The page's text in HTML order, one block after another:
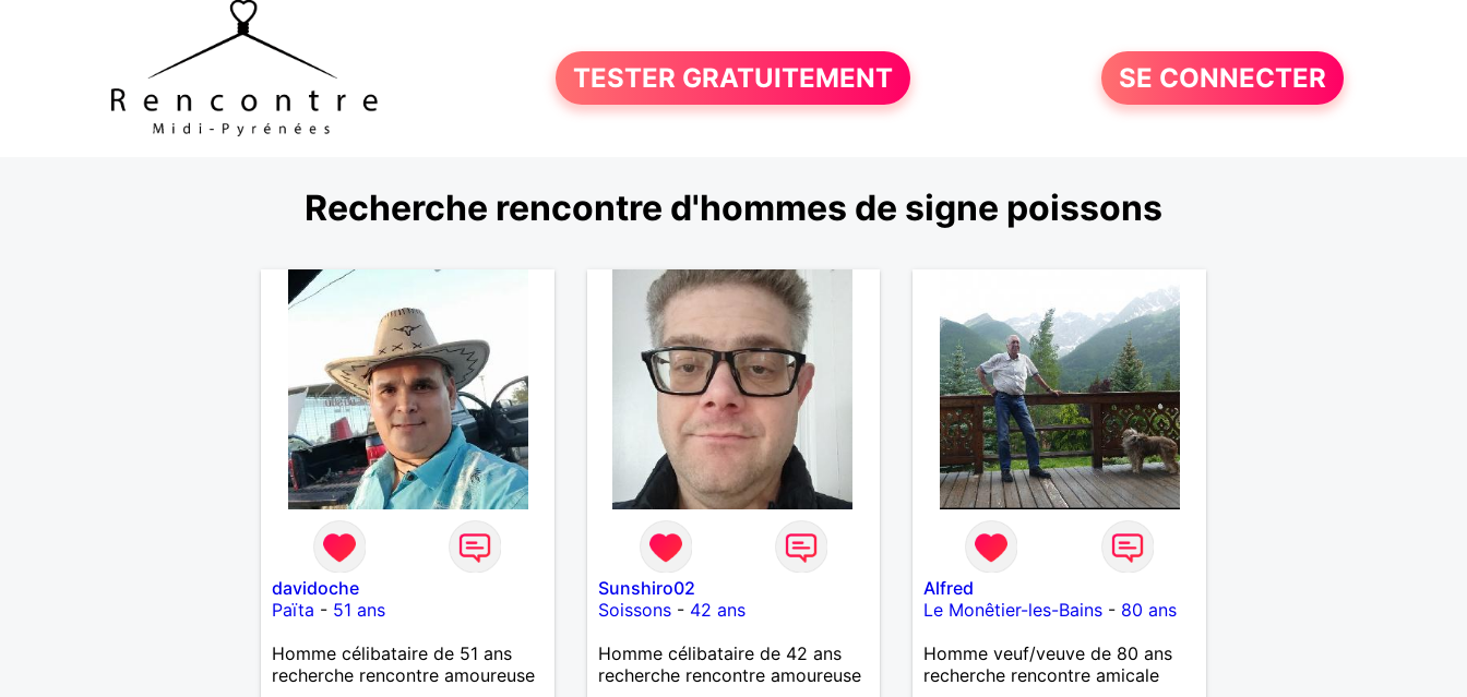
TESTER GRATUITEMENT SE CONNECTER
Recherche rencontre d'hommes de signe poissons
davidoche
Païta - 51 ans
Homme célibataire de 51 ans
recherche rencontre amoureuse
Sunshiro02
Soissons- 42 ans
Homme célibataire de 42 ans
recherche rencontre amoureuse
Alfred
Le Monêtier-les-Bains - 80 ans
Homme veuf/veuve de 80 ans
recherche rencontre amicale